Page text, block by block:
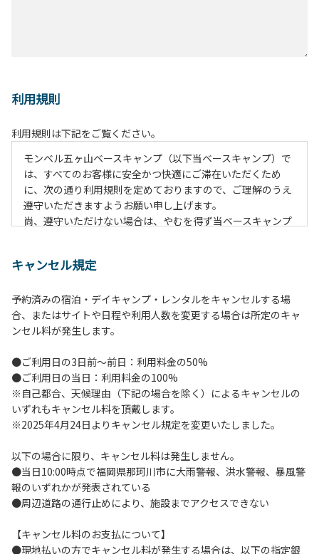
利用規則
利用規則は下記をご覧ください。
モンベル五ヶ山ベースキャンプ（以下当ベースキャンプ）で
は、すべてのお客様に安全かつ快適にご滞在いただくため
に、次の通り利用規則を定めておりますので、ご理解のうえ
遵守いただきますようお願い申し上げます。
尚、遵守いただけない場合は、やむを得ず当ベースキャンプ
【当ベースキャンプ利用に際してのご案内ならびに注意事
１．貴重品の管理は各自で行ってください。
２．利用におけるルールを遵守いただき、ご自身で事故の防
止に努めてください。
い。
４．当ベースキャンプ内を車で移動する場合は徐行運転（5
ｋｍ/ｈ以下）を行なってください。
５．駐車車輌のダッシュボードに受付時お渡しする駐車プレ
ートを掲示してください。
てください。
７．BBQ及び焚火台の灰につきましては鎮火を確認した上で
指定の回収場所へ廃棄してください。
８．ペットの糞は燃えるごみとして処理してください。
序、善良の風俗に反する恐れのある場合には、ご利用をお断
りいたします。
キャンセル規定
予約済みの宿泊・デイキャンプ・レンタルをキャンセルする場
合、またはサイトや日程や利用人数を変更する場合は所定のキャ
ンセル料が発生します。
●ご利用日の3日前～前日：利用料金の50%
●ご利用日の当日：利用料金の100%
※自己都合、天候理由（下記の場合を除く）によるキャンセルの
いずれもキャンセル料を頂戴します。
※2025年4月24日よりキャンセル規定を変更いたしました。
以下の場合に限り、キャンセル料は発生しません。
●当日10:00時点で福岡県那珂川市に大雨警報、洪水警報、暴風警
報のいずれかが発表されている
●周辺道路の通行止めにより、施設までアクセスできない
【キャンセル料のお支払について】
●現地払いの方でキャンセル料が発生する場合は、以下の指定銀